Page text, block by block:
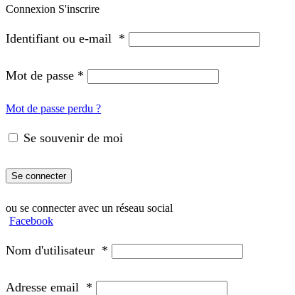
Connexion S'inscrire
Identifiant ou e-mail *
Mot de passe *
Mot de passe perdu ?
Se souvenir de moi
Se connecter
ou se connecter avec un réseau social
Facebook
Nom d'utilisateur *
Adresse email *